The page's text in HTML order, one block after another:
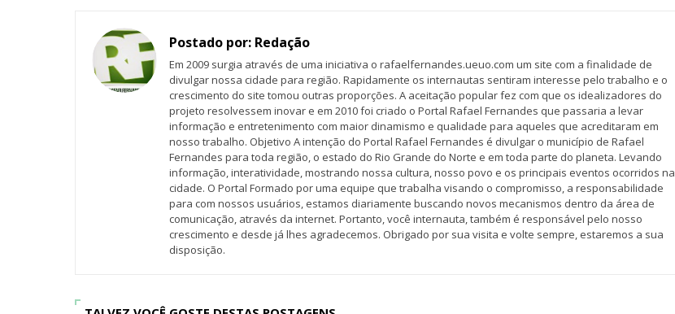
Postado por: Redação
Em 2009 surgia através de uma iniciativa o rafaelfernandes.ueuo.com um site com a finalidade de
divulgar nossa cidade para região. Rapidamente os internautas sentiram interesse pelo trabalho e o
crescimento do site tomou outras proporções. A aceitação popular fez com que os idealizadores do
projeto resolvessem inovar e em 2010 foi criado o Portal Rafael Fernandes que passaria a levar
informação e entretenimento com maior dinamismo e qualidade para aqueles que acreditaram em
nosso trabalho. Objetivo A intenção do Portal Rafael Fernandes é divulgar o município de Rafael
Fernandes para toda região, o estado do Rio Grande do Norte e em toda parte do planeta. Levando
informação, interatividade, mostrando nossa cultura, nosso povo e os principais eventos ocorridos na
cidade. O Portal Formado por uma equipe que trabalha visando o compromisso, a responsabilidade
para com nossos usuários, estamos diariamente buscando novos mecanismos dentro da área de
comunicação, através da internet. Portanto, você internauta, também é responsável pelo nosso
crescimento e desde já lhes agradecemos. Obrigado por sua visita e volte sempre, estaremos a sua
disposição.